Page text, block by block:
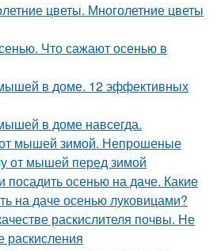
цветы. Многолетние цветы
Что сажают осенью в
мышей в доме. 12 эффективных
в доме навсегда.
от мышей зимой. Непрошеные
от мышей перед зимой
посадить осенью на даче. Какие
на даче осенью луковицами?
раскислителя почвы. Не
раскисления